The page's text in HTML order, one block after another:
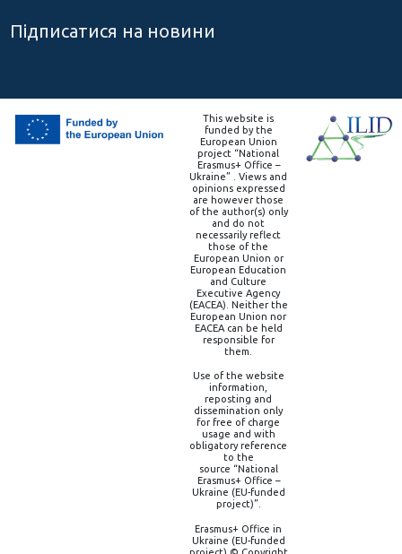
Підписатися на новини
This website is
funded by the
European Union
project “National
Erasmus+ Office –
Ukraine” . Views and
opinions expressed
are however those
of the author(s) only
and do not
necessarily reflect
those of the
European Union or
European Education
and Culture
Executive Agency
(EACEA). Neither the
European Union nor
EACEA can be held
responsible for
them.
Use of the website
information,
reposting and
dissemination only
for free of charge
usage and with
obligatory reference
to the
source “National
Erasmus+ Office –
Ukraine (EU-funded
project)”.
Erasmus+ Office in
Ukraine (EU-funded